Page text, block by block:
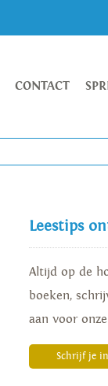
CONTACT
Leestips
Altijd op de
boeken,
aan voor
Schrijf je in